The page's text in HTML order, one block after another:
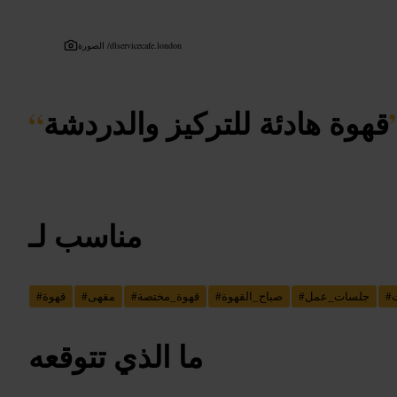
الصورة /dlservicecafe.london
“قهوة هادئة للتركيز والدردشة
مناسب لـ
#قهوة #مقهى #قهوة_مختصة #صباح_القهوة #جلسات_عمل #
ما الذي تتوقعه